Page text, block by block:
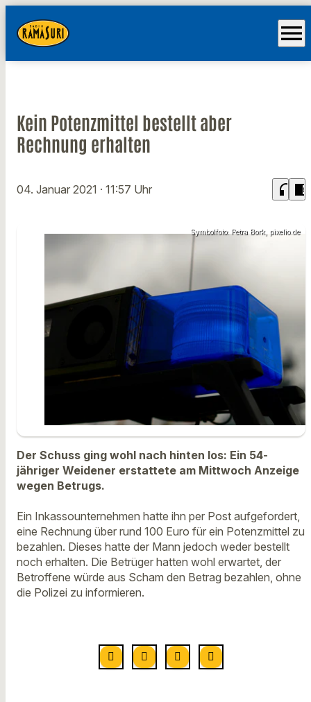
menu
Kein Potenzmittel bestellt aber
Rechnung erhalten
04. Januar 2021 · 11:57 Uhr headphones chrome_reader_mode
Symbolfoto: Petra Bork, pixelio.de
Der Schuss ging wohl nach hinten los: Ein 54-
jähriger Weidener erstattete am Mittwoch Anzeige
wegen Betrugs.
Ein Inkassounternehmen hatte ihn per Post aufgefordert,
eine Rechnung über rund 100 Euro für ein Potenzmittel zu
bezahlen. Dieses hatte der Mann jedoch weder bestellt
noch erhalten. Die Betrüger hatten wohl erwartet, der
Betroffene würde aus Scham den Betrag bezahlen, ohne
die Polizei zu informieren.